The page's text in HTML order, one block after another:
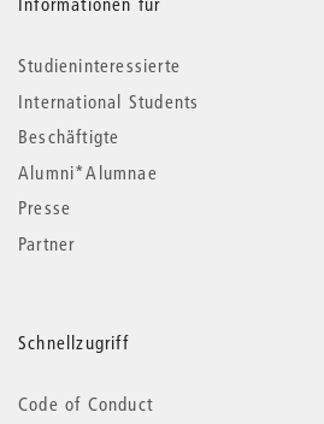
Studieninteressierte
International Students
Beschäftigte
Alumni*Alumnae
Presse
Partner
Schnellzugriff
Code of Conduct